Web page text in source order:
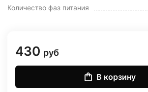
Количество фаз питания
430 руб
В корзину